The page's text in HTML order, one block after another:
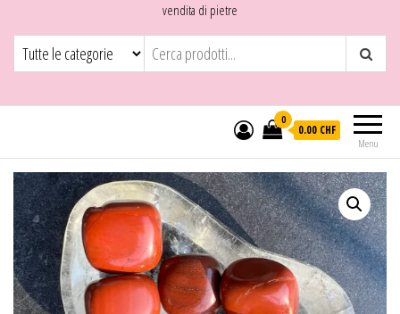
vendita di pietre
Menu
0
0.00 CHF